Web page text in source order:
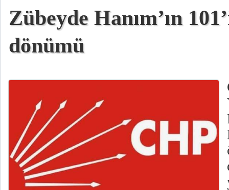
Zübeyde Hanım’ın
dönümü